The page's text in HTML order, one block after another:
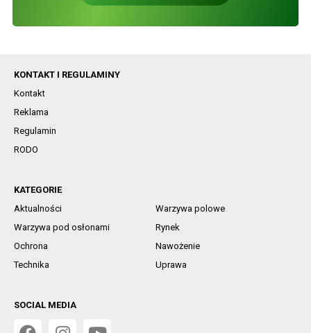
KONTAKT I REGULAMINY
Kontakt
Reklama
Regulamin
RODO
KATEGORIE
Aktualności
Warzywa polowe
Warzywa pod osłonami
Rynek
Ochrona
Nawożenie
Technika
Uprawa
SOCIAL MEDIA